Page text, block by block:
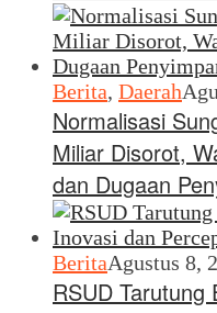
Berita, Daerah
Normalisasi
Miliar Disorot,
dan Dugaan
BeritaAgustus 8,
RSUD Tarutung